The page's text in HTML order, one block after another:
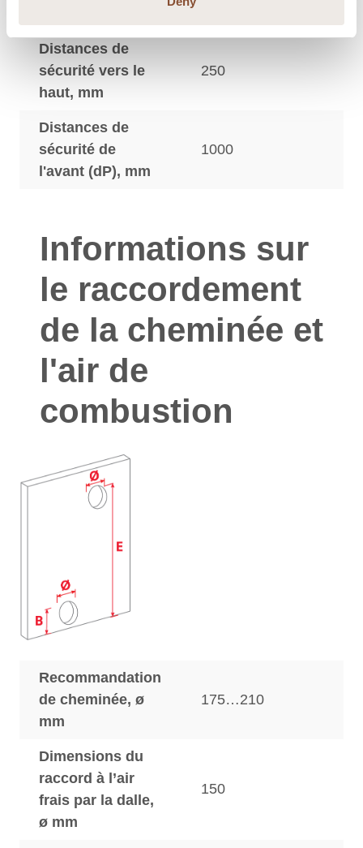
Distances de
sécurité vers le
haut, mm
250
Distances de
sécurité de
l'avant (dP), mm
1000
Informations sur
le raccordement
de la cheminée et
l'air de
combustion
Recommandation
de cheminée, ø
mm
175…210
Dimensions du
raccord à l’air
frais par la dalle,
ø mm
150